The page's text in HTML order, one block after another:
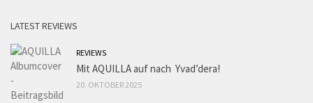
LATEST REVIEWS
REVIEWS
Mit AQUILLA auf nach Yvad’dera!
20. OKTOBER 2025